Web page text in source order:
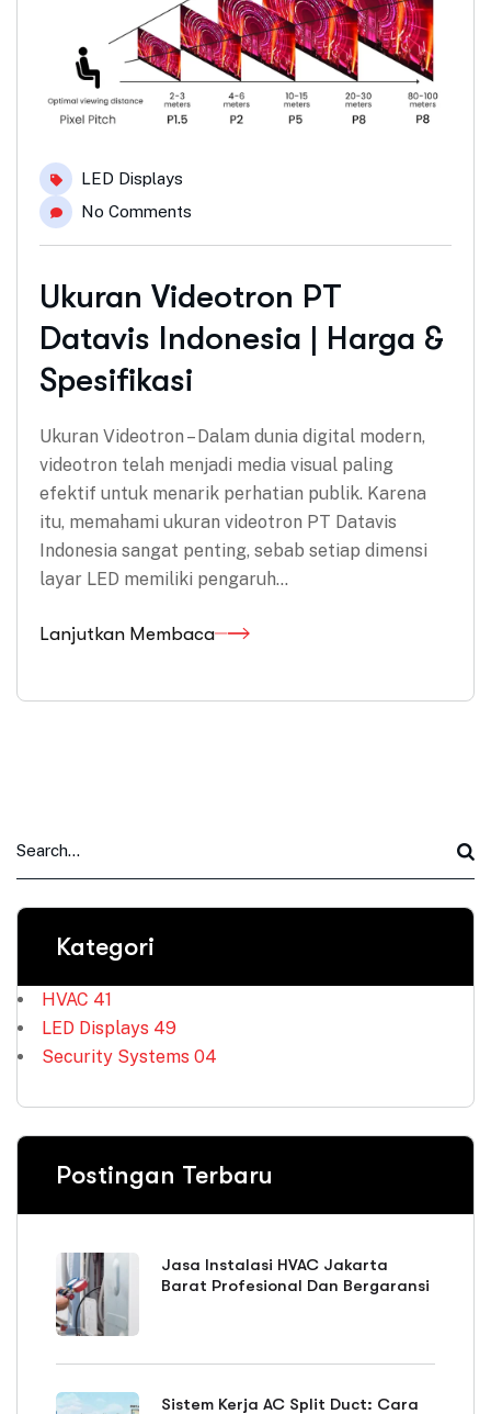
LED Displays
No Comments
Ukuran Videotron PT
Datavis Indonesia | Harga &
Spesifikasi
Ukuran Videotron – Dalam dunia digital modern,
videotron telah menjadi media visual paling
efektif untuk menarik perhatian publik. Karena
itu, memahami ukuran videotron PT Datavis
Indonesia sangat penting, sebab setiap dimensi
layar LED memiliki pengaruh…
Lanjutkan Membaca
Kategori
HVAC 41
LED Displays 49
Security Systems 04
Postingan Terbaru
Jasa Instalasi HVAC Jakarta
Barat Profesional Dan Bergaransi
Sistem Kerja AC Split Duct: Cara